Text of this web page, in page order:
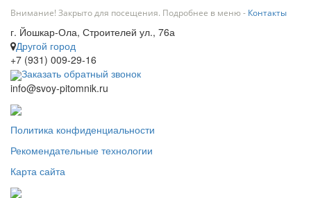
Внимание! Закрыто для посещения. Подробнее в меню - Контакты
г. Йошкар-Ола, Строителей ул., 76а
Другой город
+7 (931) 009-29-16
Заказать обратный звонок
info@svoy-pitomnik.ru
Политика конфиденциальности
Рекомендательные технологии
Карта сайта